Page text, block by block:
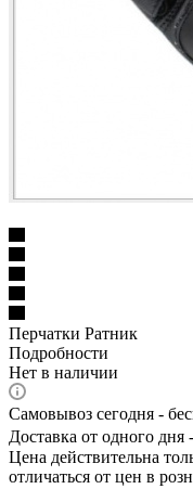
Перчатки Ратник
Подробности
Нет в наличии
Самовывоз сегодня -
Доставка от одного дня
Цена действительна
отличаться от цен в